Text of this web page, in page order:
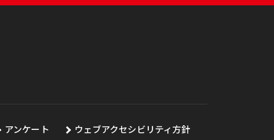
アンケート ウェブアクセシビリティ方針